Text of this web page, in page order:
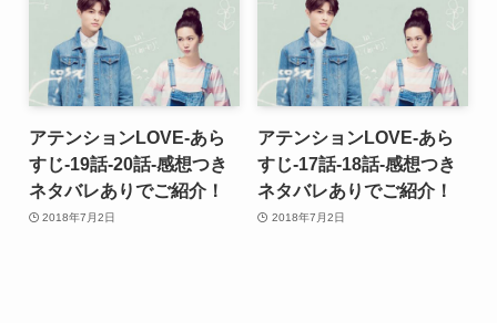
アテンションLOVE-あら
すじ-19話-20話-感想つき
ネタバレありでご紹介！
2018年7月2日
アテンションLOVE-あら
すじ-17話-18話-感想つき
ネタバレありでご紹介！
2018年7月2日